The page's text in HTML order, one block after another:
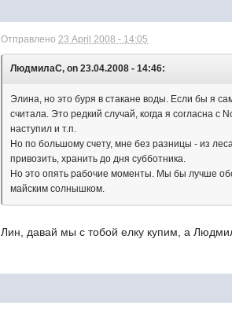
Отправлено23 April 2008 - 14:05
ЛюдмилаС, on 23.04.2008 - 14:46:
Элина, но это буря в стакане воды. Если бы я
считала. Это редкий случай, когда я согласна
наступил и т.п.
Но по большому счету, мне без разницы - из
привозить, хранить до дня субботника.
Но это опять рабочие моменты. Мы бы лучше
майским солнышком.
Лин, давай мы с тобой елку купим, а